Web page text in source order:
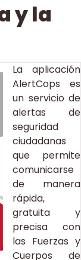
y la
La aplicación
AlertCops es
un servicio de
alertas de
seguridad
ciudadanas
que permite
comunicarse
de manera
rápida,
gratuita y
precisa con
las Fuerzas y
Cuerpos de